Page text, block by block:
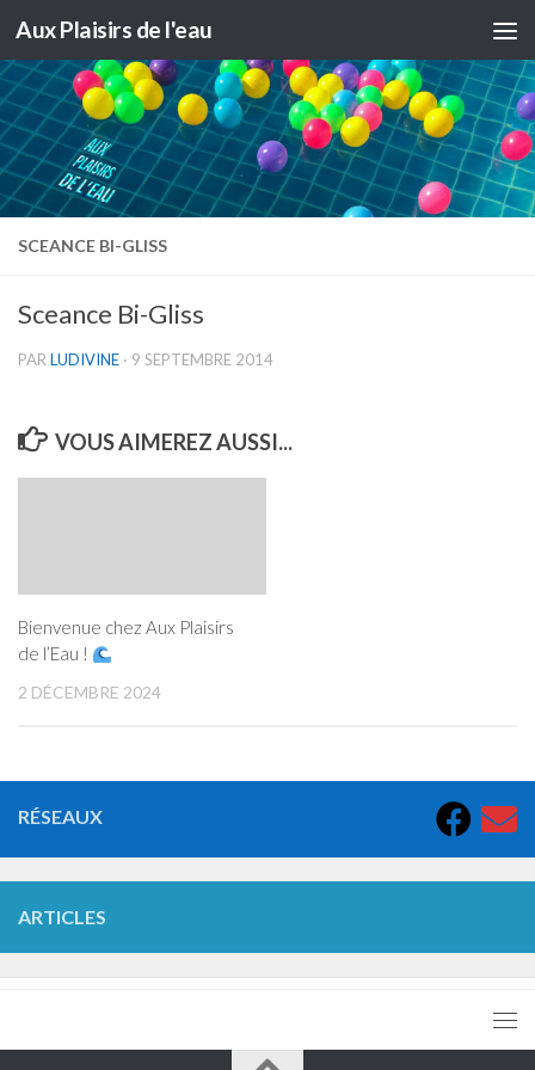
Skip to content
Aux Plaisirs de l'eau
SCEANCE BI-GLISS
Sceance Bi-Gliss
PARLUDIVINE · 9 SEPTEMBRE 2014
VOUS AIMEREZ AUSSI...
Bienvenue chez Aux Plaisirs
de l’Eau !
2 DÉCEMBRE 2024
RÉSEAUX
ARTICLES